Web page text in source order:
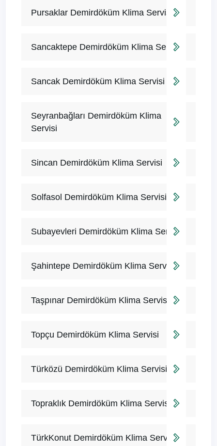
Pursaklar Demirdöküm Klima Servisi
Sancaktepe Demirdöküm Klima Servisi
Sancak Demirdöküm Klima Servisi
Seyranbağları Demirdöküm Klima
Servisi
Sincan Demirdöküm Klima Servisi
Solfasol Demirdöküm Klima Servisi
Subayevleri Demirdöküm Klima Servisi
Şahintepe Demirdöküm Klima Servisi
Taşpınar Demirdöküm Klima Servisi
Topçu Demirdöküm Klima Servisi
Türközü Demirdöküm Klima Servisi
Topraklık Demirdöküm Klima Servisi
TürkKonut Demirdöküm Klima Servisi